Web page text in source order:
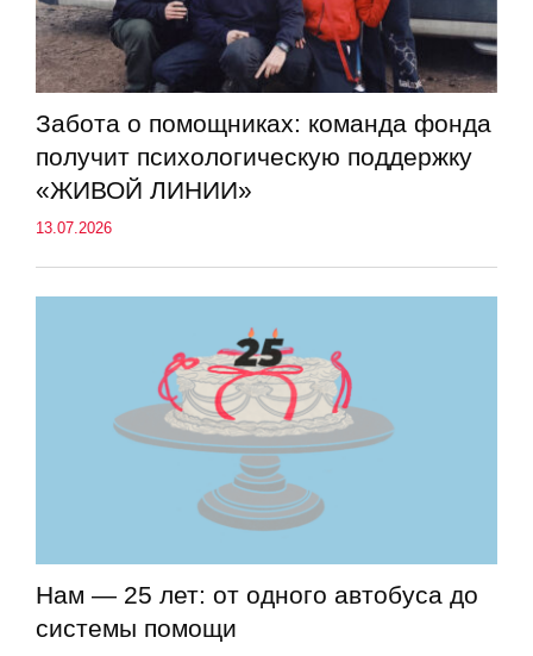
Забота о помощниках: команда фонда
получит психологическую поддержку
«ЖИВОЙ ЛИНИИ»
13.07.2026
Нам — 25 лет: от одного автобуса до
системы помощи